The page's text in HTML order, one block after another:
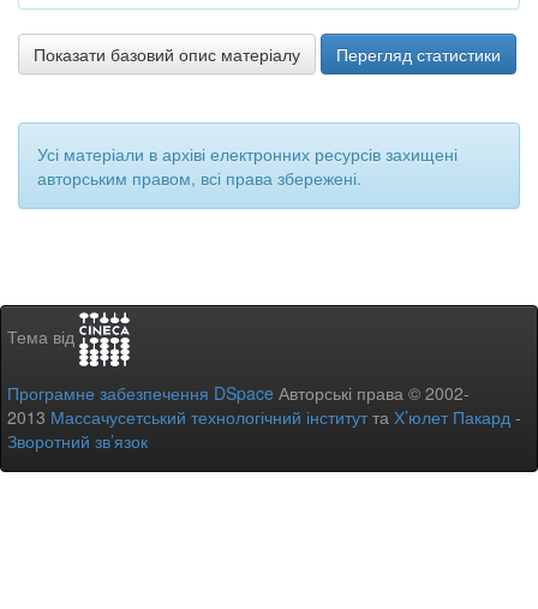
Показати базовий опис матеріалу Перегляд статистики
Усі матеріали в архіві електронних ресурсів захищені
авторським правом, всі права збережені.
Тема від
Програмне забезпечення DSpace Авторські права © 2002-
2013 Массачусетський технологічний інститутта Х’юлет Пакард -
Зворотний зв’язок